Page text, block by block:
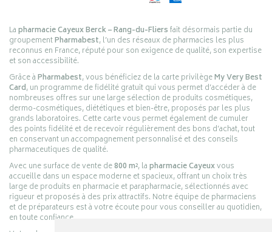
Lapharmacie Cayeux Berck – Rang-du-Fliersfait désormais partie du
groupementPharmabest, l’un des réseaux de pharmacies les plus
reconnus en France, réputé pour son exigence de qualité, son expertise
et son accessibilité.
Grâce àPharmabest, vous bénéficiez de la carte privilègeMy Very Best
Card, un programme de fidélité gratuit qui vous permet d’accéder à de
nombreuses offres sur une large sélection de produits cosmétiques,
dermo-cosmétiques, diététiques et bien-être, proposés par les plus
grands laboratoires. Cette carte vous permet également de cumuler
des points fidélité et de recevoir régulièrement des bons d’achat, tout
en conservant un accompagnement personnalisé et des conseils
pharmaceutiques de qualité.
Avec une surface de vente de800 m², lapharmacie Cayeuxvous
accueille dans un espace moderne et spacieux, offrant un choix très
large de produits en pharmacie et parapharmacie, sélectionnés avec
rigueur et proposés à des prix attractifs. Notre équipe de pharmaciens
et de préparateurs est à votre écoute pour vous conseiller au quotidien,
en toute confiance.